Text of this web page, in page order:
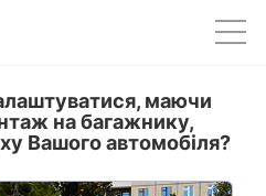
маючи
на багажнику,
Вашого автомобіля?